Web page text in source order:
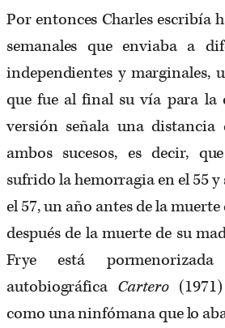
Por entonces Charles escribía
semanales que enviaba a
independientes y marginales,
que fue al final su vía para la
versión señala una distancia
ambos sucesos, es decir,
sufrido la hemorragia en el 55 y
el 57, un año antes de la
después de la muerte de su
Frye está
autobiográfica Cartero
como una ninfómana que lo